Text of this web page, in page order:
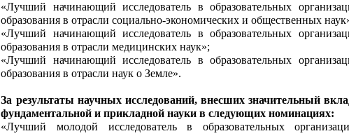
«Лучший начинающий исследователь в образовательных
образования в отрасли социально-экономических и общественных
«Лучший начинающий исследователь в образовательных
образования в отрасли медицинских наук»;
«Лучший начинающий исследователь в образовательных
образования в отрасли наук о Земле».
За результаты научных исследований, внесших значительный
фундаментальной и прикладной науки в следующих номинациях:
«Лучший молодой исследователь в образовательных